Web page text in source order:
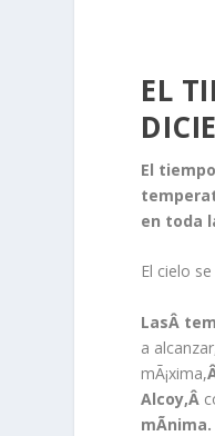
EL
El
en toda
El cielo
LasÂ
a
mÃ¡xima,
Alcoy,Â
mÃ­nima.